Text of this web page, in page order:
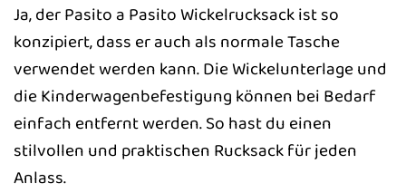
Ja, der Pasito a Pasito Wickelrucksack ist so
konzipiert, dass er auch als normale Tasche
verwendet werden kann. Die Wickelunterlage und
die Kinderwagenbefestigung können bei Bedarf
einfach entfernt werden. So hast du einen
stilvollen und praktischen Rucksack für jeden
Anlass.